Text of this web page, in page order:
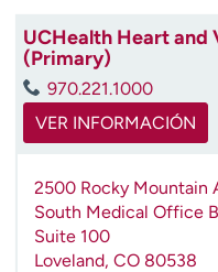
UCHealth Heart and
(Primary)
970.221.1000
VER INFORMACIÓN
2500 Rocky Mountain
South Medical Office
Suite 100
Loveland, CO 80538